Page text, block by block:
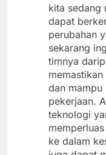
kita sedang
dapat
perubahan
sekarang
timnya
dan mampu
pekerjaan.
teknologi
ke dalam